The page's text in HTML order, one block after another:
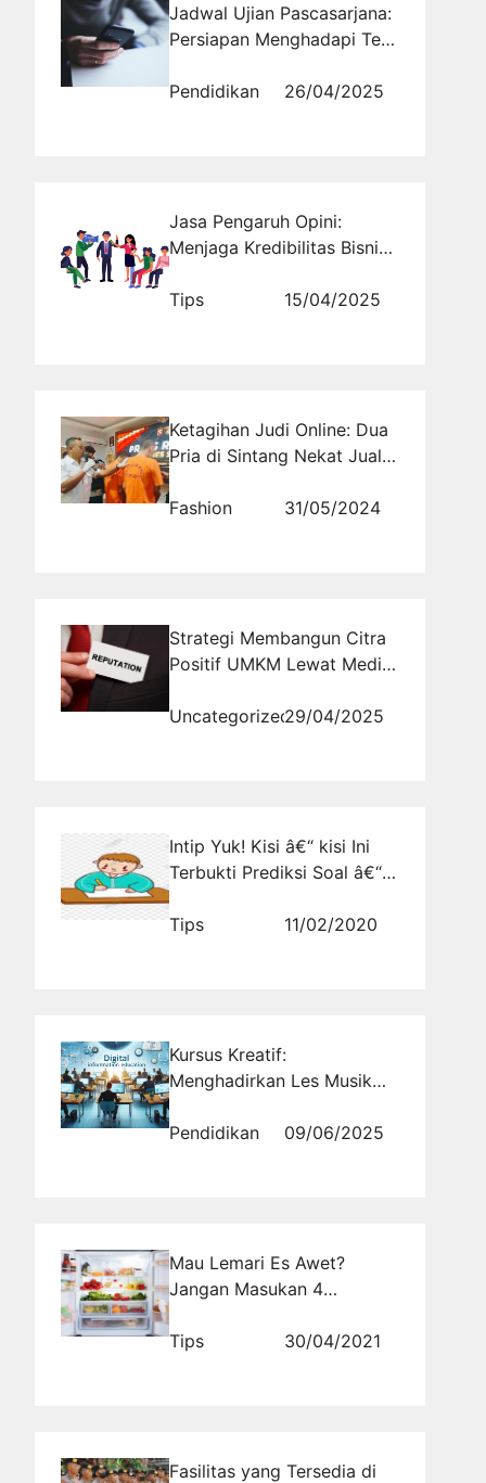
Jadwal Ujian Pascasarjana:
Persiapan Menghadapi Tes
Pendidikan
26/04/2025
Jasa Pengaruh Opini:
Menjaga Kredibilitas Bisnis
Tips
15/04/2025
Ketagihan Judi Online: Dua
Pria di Sintang Nekat Jual
Fashion
31/05/2024
Strategi Membangun Citra
Positif UMKM Lewat Media
Uncategorized29/04/2025
Intip Yuk! Kisi â€“ kisi Ini
Terbukti Prediksi Soal â€“
Tips
11/02/2020
Kursus Kreatif:
Menghadirkan Les Musik
Anak
Pendidikan 09/06/2025
Mau Lemari Es Awet?
Jangan Masukan 4
Tips
30/04/2021
Fasilitas yang Tersedia di